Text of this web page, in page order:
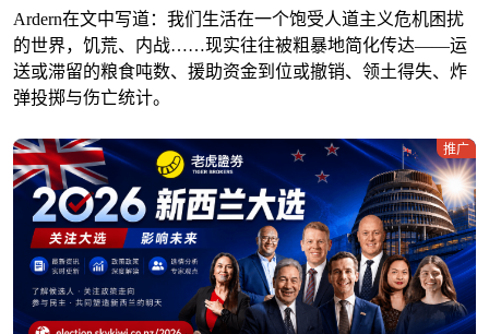
Ardern在文中写道：我们生活在一个饱受人道主义危机困扰
的世界，饥荒、内战……现实往往被粗暴地简化传达——运
送或滞留的粮食吨数、援助资金到位或撤销、领土得失、炸
弹投掷与伤亡统计。
推广